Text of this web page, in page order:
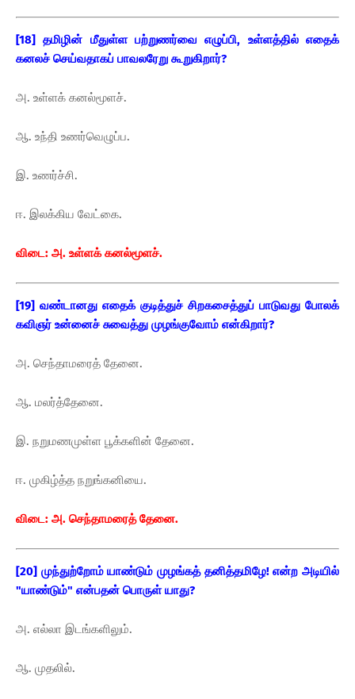
[18] தமிழின் மீதுள்ள பற்றுணர்வை எழுப்பி, உள்ளத்தில் எதைக்
கனலச் செய்வதாகப் பாவலரேறு கூறுகிறார்?
அ. உள்ளக் கனல்மூளச்.
ஆ. உந்தி உணர்வெழுப்ப.
இ. உணர்ச்சி.
ஈ. இலக்கிய வேட்கை.
விடை: அ. உள்ளக் கனல்மூளச்.
[19] வண்டானது எதைக் குடித்துச் சிறகசைத்துப் பாடுவது போலக்
கவிஞர் உன்னைச் சுவைத்து முழங்குவோம் என்கிறார்?
அ. செந்தாமரைத் தேனை.
ஆ. மலர்த்தேனை.
இ. நறுமணமுள்ள பூக்களின் தேனை.
ஈ. முகிழ்த்த நறுங்கனியை.
விடை: அ. செந்தாமரைத் தேனை.
[20] முந்துற்றோம் யாண்டும் முழங்கத் தனித்தமிழே! என்ற அடியில்
"யாண்டும்" என்பதன் பொருள் யாது?
அ. எல்லா இடங்களிலும்.
ஆ. முதலில்.